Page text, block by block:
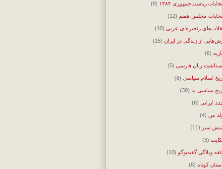
ریاست‌جمهوری ۱۳۸۴ (9)
مجلس هفتم (12)
زنجیره‌ای عربی (10)
از زندگی در ایران (15)
(6)
زبان فارسی (5)
اسلام سیاسی (8)
سیاسی ما (39)
ایرانی (6)
من (4)
سبز (11)
(3)
وبلاگی گفت‌وگو (10)
کوتاه (8)